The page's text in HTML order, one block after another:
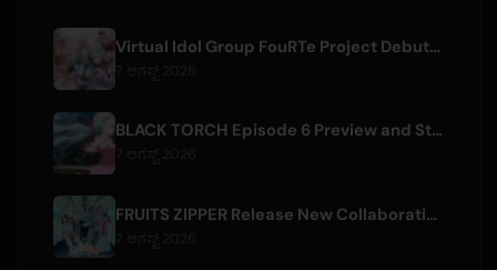
Virtual Idol Group FouRTe Project Debuts with 'ALL IN' Album Produced by m-flo's ☆Taku Takahashi
BLACK TORCH Episode 6 Preview and Streaming Details
FRUITS ZIPPER Release New Collaboration Song '1,2,3,FOOOOUR'